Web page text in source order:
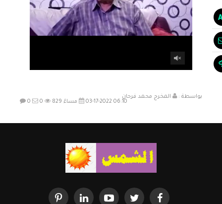
بواسطة :
المخرج محمد فرحان
03-17-2022 06:10 مساءً
0 0 829